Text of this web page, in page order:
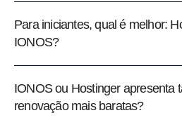
Para iniciantes, qual é melhor:
IONOS?
IONOS ou Hostinger apresenta
renovação mais baratas?